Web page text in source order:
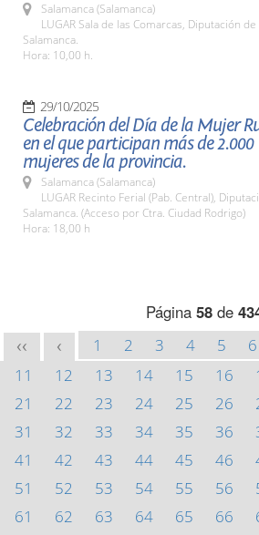
Salamanca (Salamanca)
LUGAR Sala de las Comarcas, Diputación de
Salamanca.
Hora: 10,00 h.
29/10/2025
Celebración del Día de la Mujer
en el que participan más de 2.000
mujeres de la provincia.
Salamanca (Salamanca)
LUGAR Recinto Ferial (Pab. Central),
Salamanca. (Acceso por Ctra. Ciudad Rodrigo)
Hora: 18,00 h
Página 58 de
<< < 1 2 3 4 5 6
11
12 13 14 15 16
21
22 23 24 25 26
31
32 33 34 35 36
41
42 43 44 45 46
51
52 53 54 55 56
61
62 63 64 65 66